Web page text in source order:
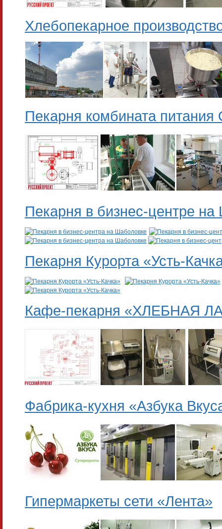
Хлебопекарное
Пекарня комбината
Пекарня в бизнес-центре
Пекарня Курорта «Усть-
Кафе-пекарня «ХЛЕБНАЯ
Фабрика-кухня «Азбука
Гипермаркеты сети «Лента»